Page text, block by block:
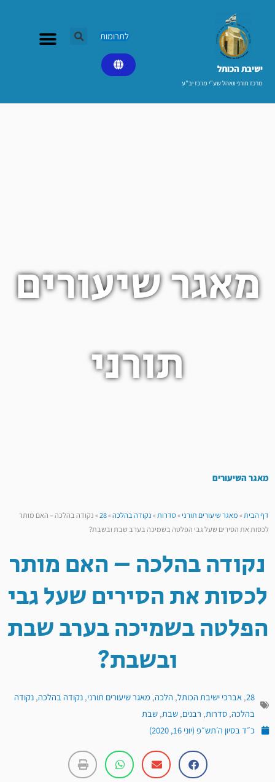
ישיבת הכותל​
מרכז תורני וואהל שע"י מרכז יב"ע
לתרומות
מאגר שיעורים
תורני
מאגר השיעורים
דף הבית»מאגר שיעורים תורני»סדרות»נקודה בהלכה»
28
»נקודה בהלכה – האם מותר
לכסות את הסירים שעל גבי הפלטה בשמיכה בערב שבת ובשבת?
נקודה בהלכה – האם מותר
לכסות את הסירים שעל גבי
הפלטה בשמיכה בערב שבת
ובשבת?
28
, אברכי ישיבת הכותל, הלכה, מאגר שיעורים תורני, נקודה בהלכה, נקודה
בהלכה, סדרות, רבנים, שבת, שבת
כ״ד בסיון ה׳תש״פ (יוני 16, 2020)